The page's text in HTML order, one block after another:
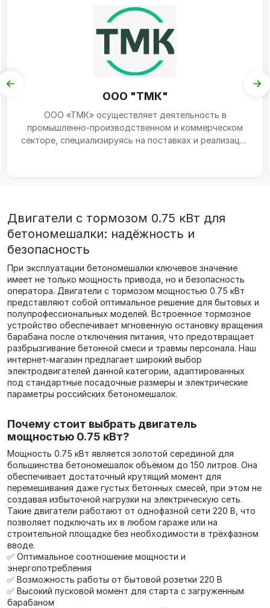
ООО "ТМК"
ООО «ТМК» осуществляет деятельность в
промышленно-производственном и коммерческом
секторе, специализируясь на поставках и реализации
Двигатели с тормозом 0.75 кВт для
бетономешалки: надёжность и
безопасность
При эксплуатации бетономешалки ключевое значение
имеет не только мощность привода, но и безопасность
оператора. Двигатели с тормозом мощностью 0.75 кВт
представляют собой оптимальное решение для бытовых и
полупрофессиональных моделей. Встроенное тормозное
устройство обеспечивает мгновенную остановку вращения
барабана после отключения питания, что предотвращает
разбрызгивание бетонной смеси и травмы персонала. Наш
интернет-магазин предлагает широкий выбор
электродвигателей данной категории, адаптированных
под стандартные посадочные размеры и электрические
параметры российских бетономешалок.
Почему стоит выбрать двигатель
мощностью 0.75 кВт?
Мощность 0.75 кВт является золотой серединой для
большинства бетономешалок объёмом до 150 литров. Она
обеспечивает достаточный крутящий момент для
перемешивания даже густых бетонных смесей, при этом не
создавая избыточной нагрузки на электрическую сеть.
Такие двигатели работают от однофазной сети 220 В, что
позволяет подключать их в любом гараже или на
строительной площадке без необходимости в трёхфазном
вводе.
✅ Оптимальное соотношение мощности и
энергопотребления
✅ Возможность работы от бытовой розетки 220 В
✅ Высокий пусковой момент для старта с загруженным
барабаном